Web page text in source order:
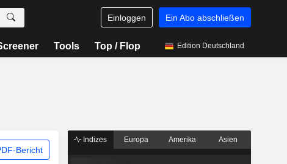
Einloggen Ein Abo abschließen
Tools Top / Flop Edition Deutschland
Bericht
Indizes Europa Amerika Asien